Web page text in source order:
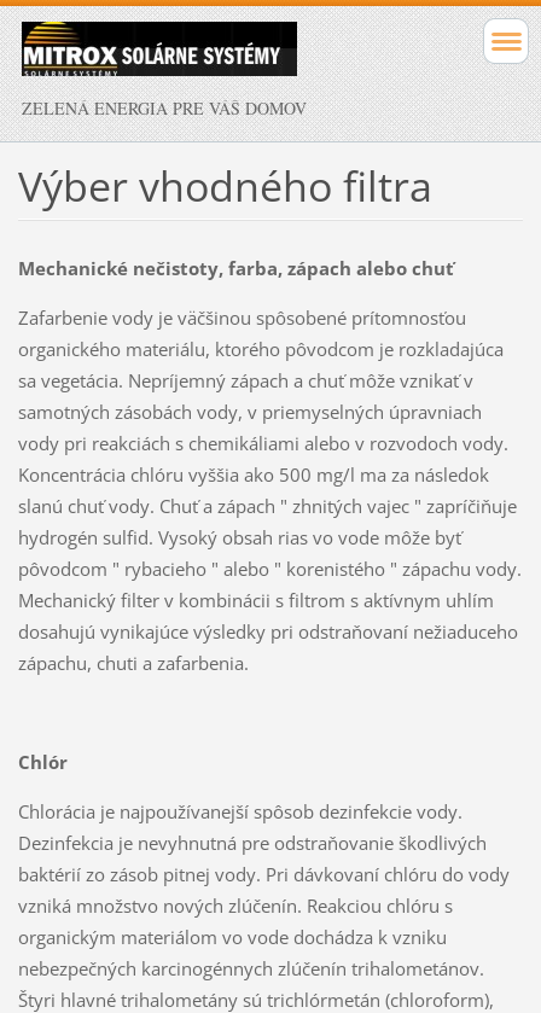
ZELENÁ ENERGIA PRE VÁŠ DOMOV
Výber vhodného filtra
Mechanické nečistoty, farba, zápach alebo chuť
Zafarbenie vody je väčšinou spôsobené prítomnosťou
organického materiálu, ktorého pôvodcom je rozkladajúca
sa vegetácia. Nepríjemný zápach a chuť môže vznikať v
samotných zásobách vody, v priemyselných úpravniach
vody pri reakciách s chemikáliami alebo v rozvodoch vody.
Koncentrácia chlóru vyššia ako 500 mg/l ma za následok
slanú chuť vody. Chuť a zápach " zhnitých vajec " zapríčiňuje
hydrogén sulfid. Vysoký obsah rias vo vode môže byť
pôvodcom " rybacieho " alebo " korenistého " zápachu vody.
Mechanický filter v kombinácii s filtrom s aktívnym uhlím
dosahujú vynikajúce výsledky pri odstraňovaní nežiaduceho
zápachu, chuti a zafarbenia.
Chlór
Chlorácia je najpoužívanejší spôsob dezinfekcie vody.
Dezinfekcia je nevyhnutná pre odstraňovanie škodlivých
baktérií zo zásob pitnej vody. Pri dávkovaní chlóru do vody
vzniká množstvo nových zlúčenín. Reakciou chlóru s
organickým materiálom vo vode dochádza k vzniku
nebezpečných karcinogénnych zlúčenín trihalometánov.
Štyri hlavné trihalometány sú trichlórmetán (chloroform),